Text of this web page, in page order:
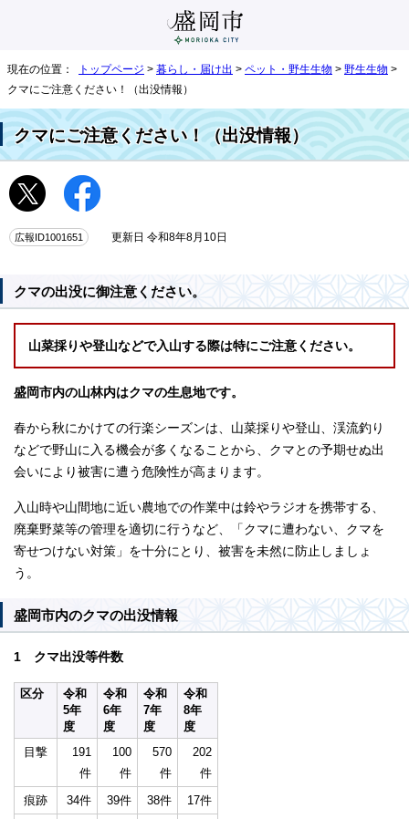
現在の位置： トップページ > 暮らし・届け出 > ペット・野生生物 > 野生生物 >
クマにご注意ください！（出没情報）
クマにご注意ください！（出没情報）
広報ID1001651 更新日 令和8年8月10日
クマの出没に御注意ください。
山菜採りや登山などで入山する際は特にご注意ください。
盛岡市内の山林内はクマの生息地です。
春から秋にかけての行楽シーズンは、山菜採りや登山、渓流釣り
などで野山に入る機会が多くなることから、クマとの予期せぬ出
会いにより被害に遭う危険性が高まります。
入山時や山間地に近い農地での作業中は鈴やラジオを携帯する、
廃棄野菜等の管理を適切に行うなど、「クマに遭わない、クマを
寄せつけない対策」を十分にとり、被害を未然に防止しましょ
う。
盛岡市内のクマの出没情報
1 クマ出没等件数
区分
令和
5年
度
令和
6年
度
令和
7年
度
令和
8年
度
目撃
191
件
100
件
570
件
202
件
痕跡
34件 39件 38件
17件